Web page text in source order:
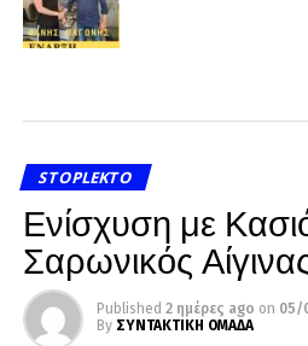
STOPLEKTO
Ενίσχυση με
Σαρωνικός
Published 2 ημέρες ago on 05/
By ΣΥΝΤΑΚΤΙΚΗ ΟΜΑΔΑ